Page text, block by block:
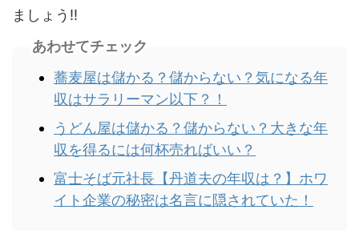
ましょう!!
あわせてチェック
蕎麦屋は儲かる？儲からない？気になる年
収はサラリーマン以下？！
うどん屋は儲かる？儲からない？大きな年
収を得るには何杯売ればいい？
富士そば元社長【丹道夫の年収は？】ホワ
イト企業の秘密は名言に隠されていた！